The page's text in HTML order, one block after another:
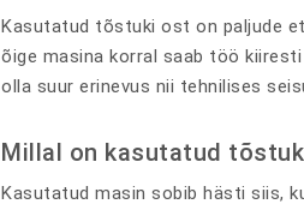
Kasutatud tõstuki ost on paljude
õige masina korral saab töö
olla suur erinevus nii tehnilises
Millal on kasutatud
Kasutatud masin sobib hästi siis,